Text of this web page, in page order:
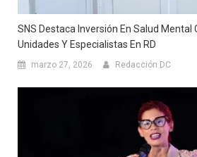
SNS Destaca Inversión En Salud Mental
Unidades Y Especialistas En RD
marzo 27, 2026 Redacción DC